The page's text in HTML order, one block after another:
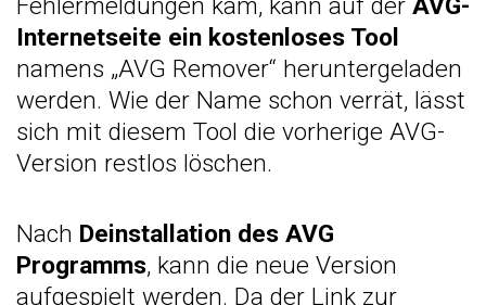
Fehlermeldungen kam, kann auf der AVG-
Internetseite ein kostenloses Tool
namens „AVG Remover“ heruntergeladen
werden. Wie der Name schon verrät, lässt
sich mit diesem Tool die vorherige AVG-
Version restlos löschen.
Nach Deinstallation des AVG
Programms, kann die neue Version
aufgespielt werden. Da der Link zur